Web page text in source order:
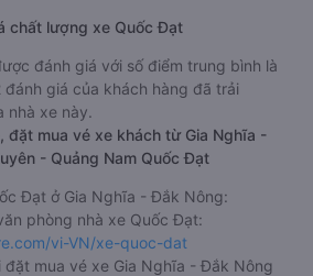
chất lượng xe Quốc Đạt
đánh giá với số điểm trung bình là
giá của khách hàng đã trải
nhà xe này.
đặt mua vé xe khách từ Gia Nghĩa -
- Quảng Nam Quốc Đạt
Đạt ở Gia Nghĩa - Đắk Nông:
phòng nhà xe Quốc Đạt:
vi-VN/xe-quoc-dat
đặt mua vé xe Gia Nghĩa - Đắk Nông